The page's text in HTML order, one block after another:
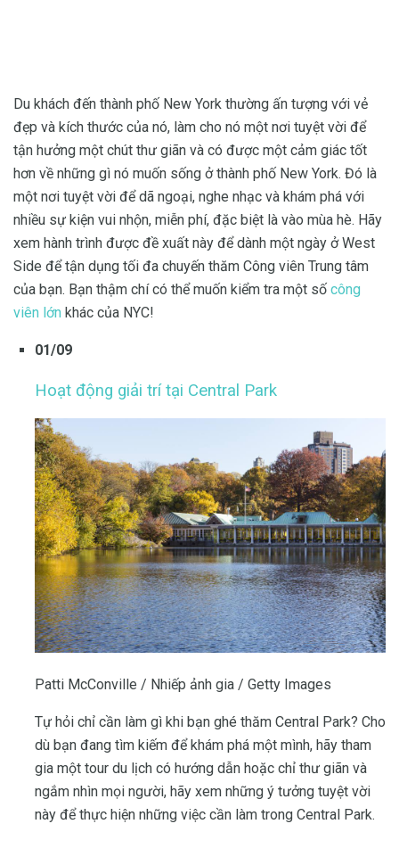
Du khách đến thành phố New York thường ấn tượng với vẻ
đẹp và kích thước của nó, làm cho nó một nơi tuyệt vời để
tận hưởng một chút thư giãn và có được một cảm giác tốt
hơn về những gì nó muốn sống ở thành phố New York. Đó là
một nơi tuyệt vời để dã ngoại, nghe nhạc và khám phá với
nhiều sự kiện vui nhộn, miễn phí, đặc biệt là vào mùa hè. Hãy
xem hành trình được đề xuất này để dành một ngày ở West
Side để tận dụng tối đa chuyến thăm Công viên Trung tâm
của bạn. Bạn thậm chí có thể muốn kiểm tra một số công
viên lớn khác của NYC!
01/09
Hoạt động giải trí tại Central Park
Patti McConville / Nhiếp ảnh gia / Getty Images
Tự hỏi chỉ cần làm gì khi bạn ghé thăm Central Park? Cho
dù bạn đang tìm kiếm để khám phá một mình, hãy tham
gia một tour du lịch có hướng dẫn hoặc chỉ thư giãn và
ngắm nhìn mọi người, hãy xem những ý tưởng tuyệt vời
này để thực hiện những việc cần làm trong Central Park.